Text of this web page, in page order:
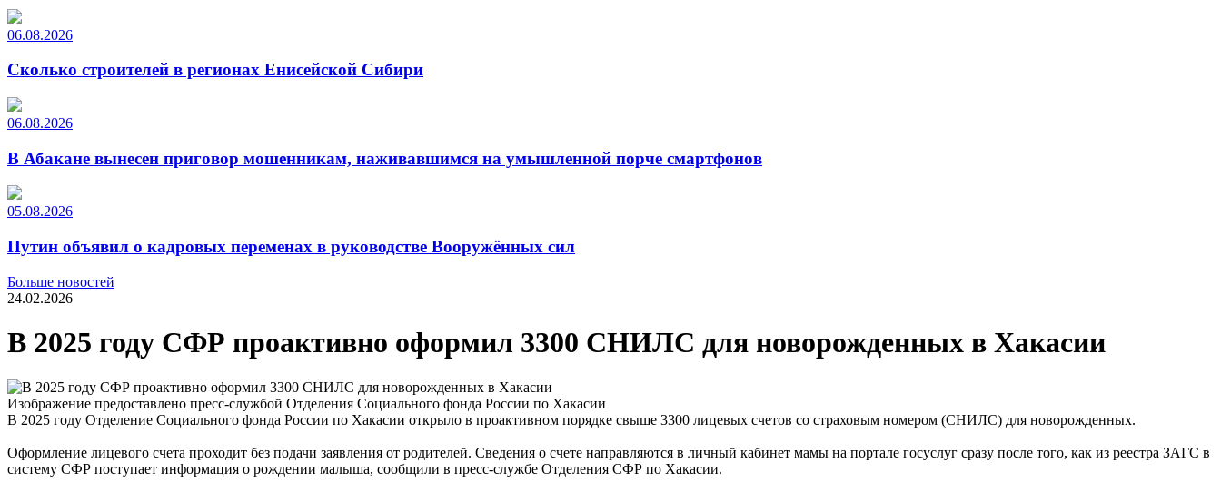
06.08.2026
Сколько строителей в регионах Енисейской Сибири
06.08.2026
В Абакане вынесен приговор мошенникам, наживавшимся на умышленной порче смартфонов
05.08.2026
Путин объявил о кадровых переменах в руководстве Вооружённых сил
Больше новостей
24.02.2026
В 2025 году СФР проактивно оформил 3300 СНИЛС для новорожденных в Хакасии
Изображение предоставлено пресс-службой Отделения Социального фонда России по Хакасии
В 2025 году Отделение Социального фонда России по Хакасии открыло в проактивном порядке свыше 3300 лицевых счетов со страховым номером (СНИЛС) для новорожденных.
Оформление лицевого счета проходит без подачи заявления от родителей. Сведения о счете направляются в личный кабинет мамы на портале госуслуг сразу после того, как из реестра ЗАГС в
систему СФР поступает информация о рождении малыша, сообщили в пресс-службе Отделения СФР по Хакасии.